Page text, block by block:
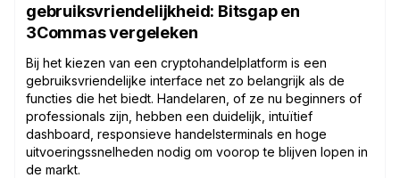
gebruiksvriendelijkheid: Bitsgap en
3Commas vergeleken
Bij het kiezen van een cryptohandelplatform is een
gebruiksvriendelijke interface net zo belangrijk als de
functies die het biedt. Handelaren, of ze nu beginners of
professionals zijn, hebben een duidelijk, intuïtief
dashboard, responsieve handelsterminals en hoge
uitvoeringssnelheden nodig om voorop te blijven lopen in
de markt.